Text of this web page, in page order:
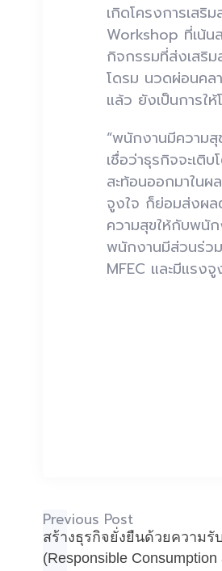
เกิดโครงการเสริ
Workshop ที่เน้
กิจกรรมที่ส่งเสริ
โดรม นวดผ่อนคล
แล้ว ยังเป็นการใ
“พนักงานมีความ
เชื่อว่าธุรกิจจะเ
สะท้อนออกมาใน
จูงใจ ก็ย่อมส่งผล
ความสุขให้กับพนั
พนักงานมีส่วนร่ว
MFEC และมีแรง
สร้างธุรกิจยั่งยืนด้วยความ
(Responsible
Previous Post